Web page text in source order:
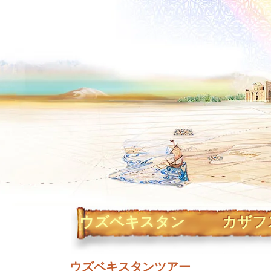
ウズベキスタン カザ
ウズベキスタンツアー